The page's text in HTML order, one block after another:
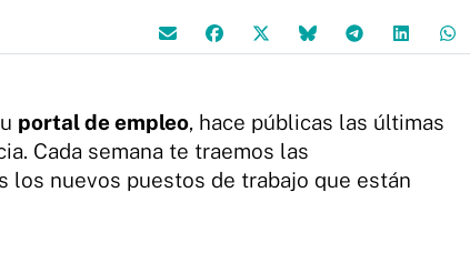
portal de empleo, hace públicas las últimas
Cada semana te traemos las
los nuevos puestos de trabajo que están